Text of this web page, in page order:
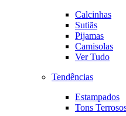
Calcinhas
Sutiãs
Pijamas
Camisolas
Ver Tudo
Tendências
Estampados
Tons